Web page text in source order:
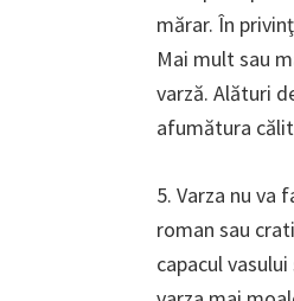
mărar. În
Mai mult sau
varză. Alături
afumătura
5. Varza nu va
roman sau
capacul